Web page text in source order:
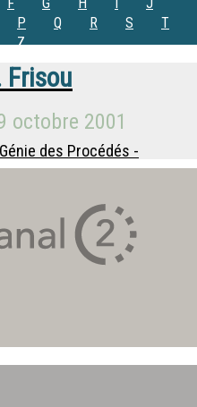
P Q R S
T
Z
Frisou
octobre 2001
des Procédés -